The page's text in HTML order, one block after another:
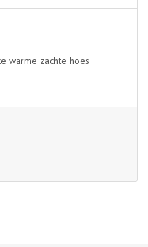
warme zachte hoes